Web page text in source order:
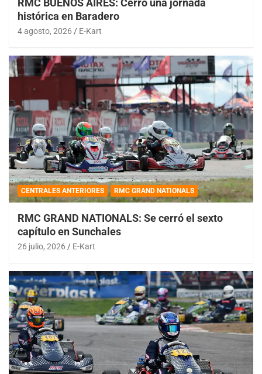
RMC BUENOS AIRES: Cerró una jornada
histórica en Baradero
4 agosto, 2026 E-Kart
CENTRALES ANTERIORES RMC GRAND NATIONALS
RMC GRAND NATIONALS: Se cerró el sexto
capítulo en Sunchales
26 julio, 2026 E-Kart